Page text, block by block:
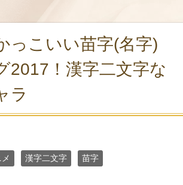
っこいい苗字(名字)
2017！漢字二文字な
ラ
漢字二文字 苗字